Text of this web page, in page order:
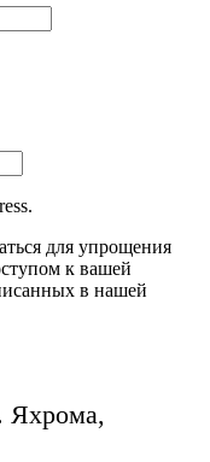
для упрощения
к вашей
в нашей
Яхрома,